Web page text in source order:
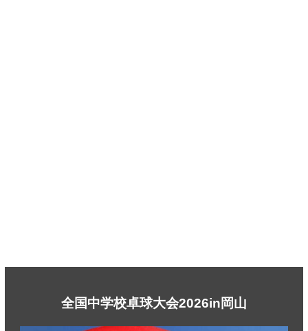
全国中学校卓球大会2026in岡山